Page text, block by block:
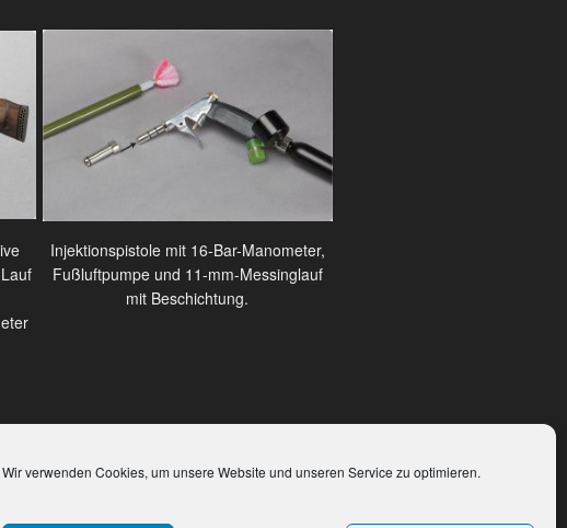
Wir verwenden Cookies, um unsere Website und unseren Service zu optimieren.
Injektionspistole mit 16-Bar-Manometer,
Fußluftpumpe und 11-mm-Messinglauf
mit Beschichtung.